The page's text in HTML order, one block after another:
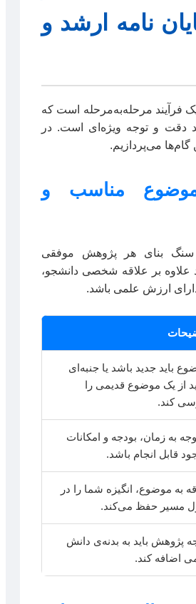
نامه ارشد و
فرآیند مرحله‌به‌مرحله است که
دقت و توجه ویژه‌ای است. در
گام‌ها می‌پردازیم.
موضوع مناسب و
سنگ بنای هر پژوهش موفقی
علاوه بر علاقه شخصی دانشجو،
ارزش علمی باشد.
باید جدید باشد یا جنبه‌ای
از یک موضوع قدیمی را
کند.
به زمان، بودجه و امکانات
قابل انجام باشد.
به موضوع، انگیزه شما را در
مسیر حفظ می‌کند.
پژوهش باید به بدنه‌ی دانش
اضافه کند.